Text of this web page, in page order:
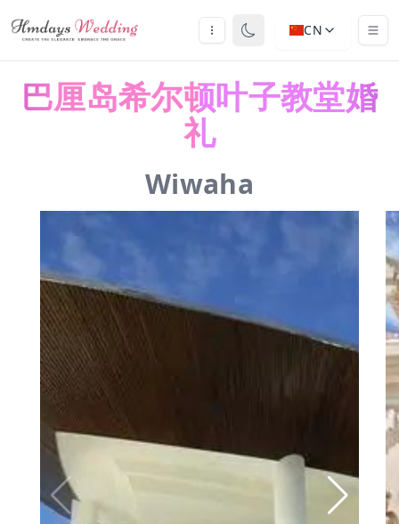
CN
巴厘岛希尔顿叶子教堂婚
礼
Wiwaha